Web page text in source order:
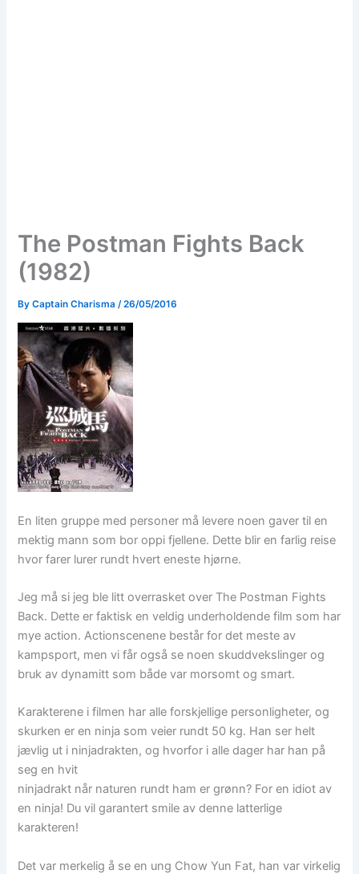
The Postman Fights Back
(1982)
ByCaptain Charisma /26/05/2016
En liten gruppe med personer må levere noen gaver til en
mektig mann som bor oppi fjellene. Dette blir en farlig reise
hvor farer lurer rundt hvert eneste hjørne.
Jeg må si jeg ble litt overrasket over The Postman Fights
Back. Dette er faktisk en veldig underholdende film som har
mye action. Actionscenene består for det meste av
kampsport, men vi får også se noen skuddvekslinger og
bruk av dynamitt som både var morsomt og smart.
Karakterene i filmen har alle forskjellige personligheter, og
skurken er en ninja som veier rundt 50 kg. Han ser helt
jævlig ut i ninjadrakten, og hvorfor i alle dager har han på
seg en hvit
ninjadrakt når naturen rundt ham er grønn? For en idiot av
en ninja! Du vil garantert smile av denne latterlige
karakteren!
Det var merkelig å se en ung Chow Yun Fat, han var virkelig